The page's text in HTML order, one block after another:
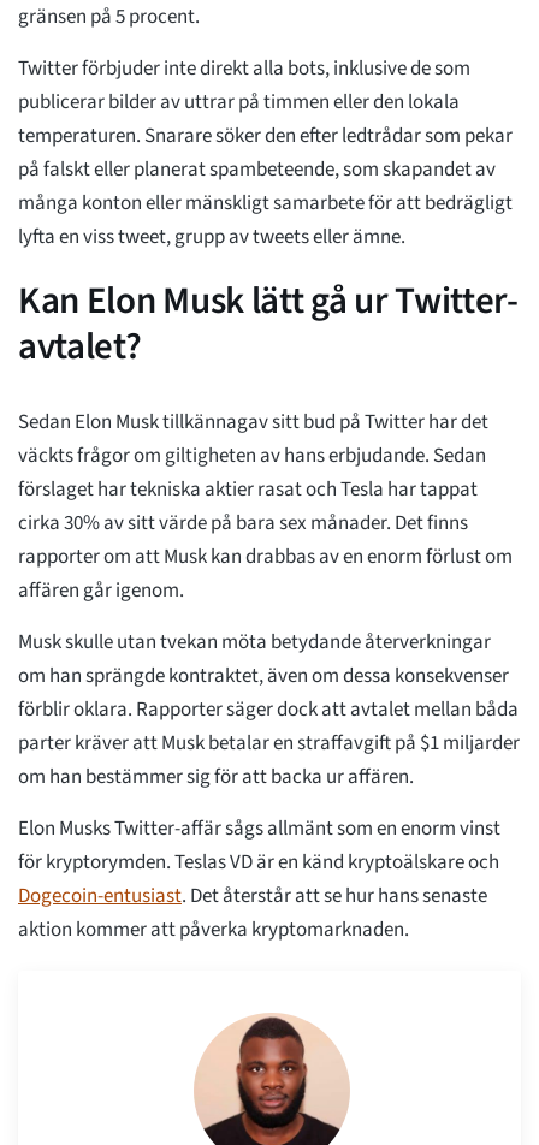
gränsen på 5 procent.
Twitter förbjuder inte direkt alla bots, inklusive de som
publicerar bilder av uttrar på timmen eller den lokala
temperaturen. Snarare söker den efter ledtrådar som pekar
på falskt eller planerat spambeteende, som skapandet av
många konton eller mänskligt samarbete för att bedrägligt
lyfta en viss tweet, grupp av tweets eller ämne.
Kan Elon Musk lätt gå ur Twitter-
avtalet?
Sedan Elon Musk tillkännagav sitt bud på Twitter har det
väckts frågor om giltigheten av hans erbjudande. Sedan
förslaget har tekniska aktier rasat och Tesla har tappat
cirka 30% av sitt värde på bara sex månader. Det finns
rapporter om att Musk kan drabbas av en enorm förlust om
affären går igenom.
Musk skulle utan tvekan möta betydande återverkningar
om han sprängde kontraktet, även om dessa konsekvenser
förblir oklara. Rapporter säger dock att avtalet mellan båda
parter kräver att Musk betalar en straffavgift på $1 miljarder
om han bestämmer sig för att backa ur affären.
Elon Musks Twitter-affär sågs allmänt som en enorm vinst
för kryptorymden. Teslas VD är en känd kryptoälskare och
Dogecoin-entusiast. Det återstår att se hur hans senaste
aktion kommer att påverka kryptomarknaden.